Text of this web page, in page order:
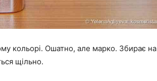
кольорі. Ошатно, але марко. Збирає на
щільно.